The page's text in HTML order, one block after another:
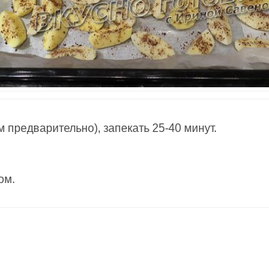
запекать 25-40 минут.